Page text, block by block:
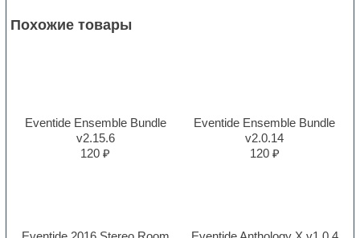
Похожие товары
Eventide Ensemble Bundle
v2.15.6
120 ₽
Eventide Ensemble Bundle
v2.0.14
120 ₽